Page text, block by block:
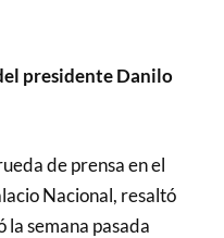
presidente Danilo
de prensa en el
Nacional, resaltó
la semana pasada